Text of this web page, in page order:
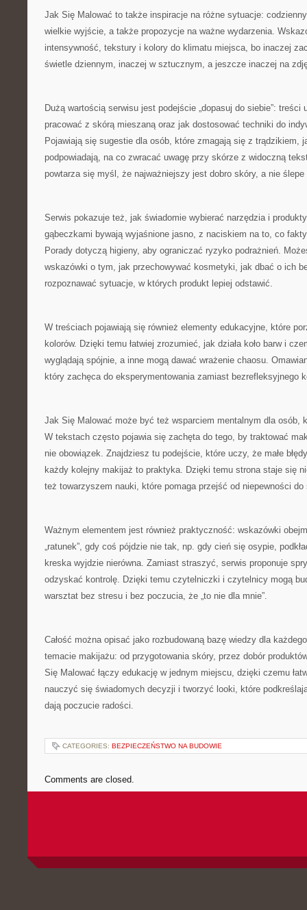
Jak Się Malować to także inspiracje na różne sytuacje:
wielkie wyjście, a także propozycje na ważne wydarzenia.
intensywność, tekstury i kolory do klimatu miejsca, bo inaczej
świetle dziennym, inaczej w sztucznym, a jeszcze inaczej na
Dużą wartością serwisu jest podejście „dopasuj do siebie”:
pracować z skórą mieszaną oraz jak dostosować techniki do
Pojawiają się sugestie dla osób, które zmagają się z trądzikiem,
podpowiadają, na co zwracać uwagę przy skórze z widoczną
powtarza się myśl, że najważniejszy jest dobro skóry, a nie ślepe
Serwis pokazuje też, jak świadomie wybierać narzędzia i
gąbeczkami bywają wyjaśnione jasno, z naciskiem na to, co
Porady dotyczą higieny, aby ograniczać ryzyko podrażnień.
wskazówki o tym, jak przechowywać kosmetyki, jak dbać o ich
rozpoznawać sytuacje, w których produkt lepiej odstawić.
W treściach pojawiają się również elementy edukacyjne, które
kolorów. Dzięki temu łatwiej zrozumieć, jak działa koło barw i
wyglądają spójnie, a inne mogą dawać wrażenie chaosu.
który zachęca do eksperymentowania zamiast bezrefleksyjnego
Jak Się Malować może być też wsparciem mentalnym dla osób,
W tekstach często pojawia się zachęta do tego, by traktować
nie obowiązek. Znajdziesz tu podejście, które uczy, że małe
każdy kolejny makijaż to praktyka. Dzięki temu strona staje się
też towarzyszem nauki, które pomaga przejść od niepewności do
Ważnym elementem jest również praktyczność: wskazówki
„ratunek”, gdy coś pójdzie nie tak, np. gdy cień się osypie,
kreska wyjdzie nierówna. Zamiast straszyć, serwis proponuje
odzyskać kontrolę. Dzięki temu czytelniczki i czytelnicy mogą
warsztat bez stresu i bez poczucia, że „to nie dla mnie”.
Całość można opisać jako rozbudowaną bazę wiedzy dla
temacie makijażu: od przygotowania skóry, przez dobór
Się Malować łączy edukację w jednym miejscu, dzięki czemu
nauczyć się świadomych decyzji i tworzyć looki, które
dają poczucie radości.
CATEGORIES: BEZPIECZEŃSTWO NA BUDOWIE
Comments are closed.